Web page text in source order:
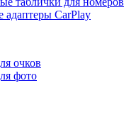
адаптеры CarPlay
очков
фото